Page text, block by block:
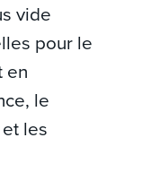
vide
pour le
en
le
les